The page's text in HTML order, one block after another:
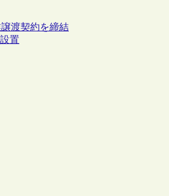
渡契約を締結
置